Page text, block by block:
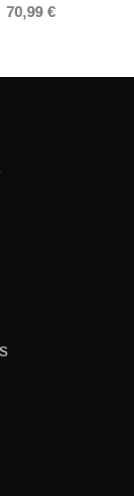
70,99 €